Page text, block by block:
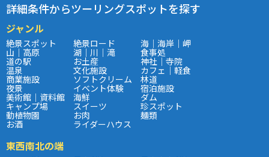
詳細条件からツーリングスポットを探す
ジャンル
絶景スポット 絶景ロード 海｜海岸｜岬
山｜高原 湖｜川｜滝 食事処
道の駅 お土産 神社｜寺院
温泉 文化施設 カフェ｜軽食
商業施設 ソフトクリーム 林道
夜景 イベント体験 宿泊施設
美術館｜資料館 海鮮 ダム
キャンプ場 スイーツ 珍スポット
動植物園 お肉 麺類
お酒 ライダーハウス
東西南北の端